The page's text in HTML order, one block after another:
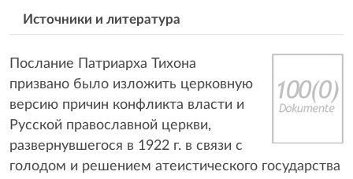
Источники и литература
Послание Патриарха Тихона
призвано было изложить церковную
версию причин конфликта власти и
Русской православной церкви,
развернувшегося в 1922 г. в связи с
голодом и решением атеистического государства